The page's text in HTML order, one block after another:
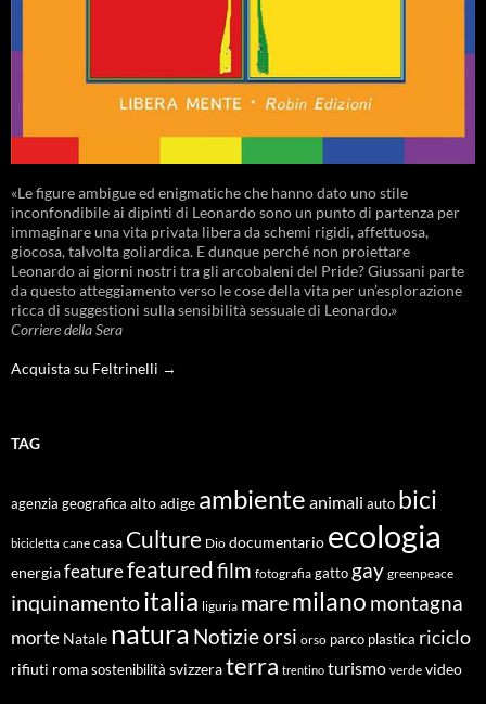
«Le figure ambigue ed enigmatiche che hanno dato uno stile
inconfondibile ai dipinti di Leonardo sono un punto di partenza per
immaginare una vita privata libera da schemi rigidi, affettuosa,
giocosa, talvolta goliardica. E dunque perché non proiettare
Leonardo ai giorni nostri tra gli arcobaleni del Pride? Giussani parte
da questo atteggiamento verso le cose della vita per un’esplorazione
ricca di suggestioni sulla sensibilità sessuale di Leonardo.»
Corriere della Sera
Acquista su Feltrinelli →
TAG
agenzia geografica alto adige ambiente animali auto bici
bicicletta cane casa Culture Dio documentario ecologia
energiafeaturefeaturedfilm fotografia gatto gay greenpeace
inquinamentoitalia liguria maremilano montagna
morte Natale natura Notizieorsi orso parco plastica riciclo
rifiuti roma sostenibilità svizzeraterra trentino turismo verde video